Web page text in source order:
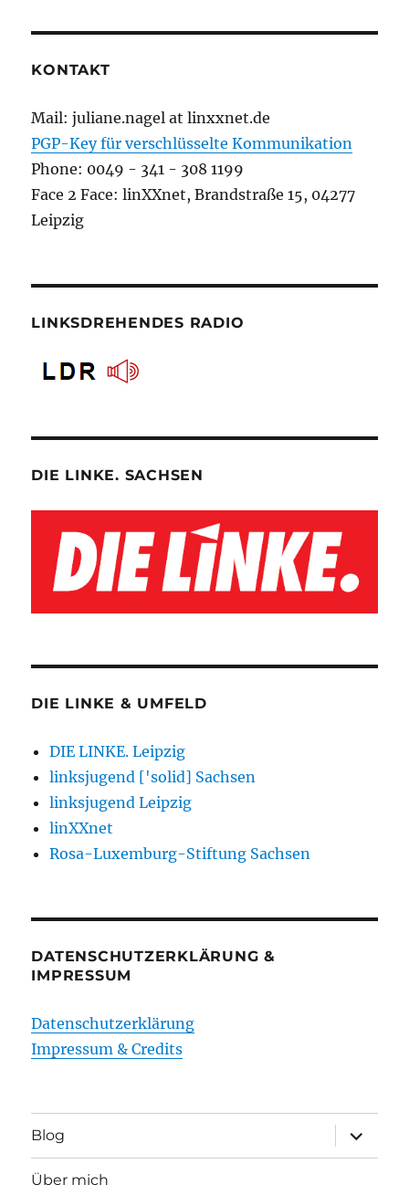
KONTAKT
Mail: juliane.nagel at linxxnet.de
PGP-Key für verschlüsselte Kommunikation
Phone: 0049 - 341 - 308 1199
Face 2 Face: linXXnet, Brandstraße 15, 04277
Leipzig
LINKSDREHENDES RADIO
DIE LINKE. SACHSEN
DIE LINKE & UMFELD
DIE LINKE. Leipzig
linksjugend ['solid] Sachsen
linksjugend Leipzig
linXXnet
Rosa-Luxemburg-Stiftung Sachsen
DATENSCHUTZERKLÄRUNG &
IMPRESSUM
Datenschutzerklärung
Impressum & Credits
Blog
öffnen
Über mich